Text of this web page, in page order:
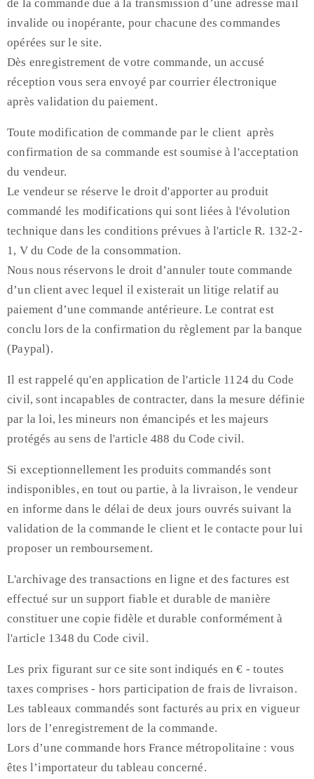
de la commande due à la transmission d’une adresse mail
invalide ou inopérante, pour chacune des commandes
opérées sur le site.
Dès enregistrement de votre commande, un accusé
réception vous sera envoyé par courrier électronique
après validation du paiement.
Toute modification de commande par le client après
confirmation de sa commande est soumise à l'acceptation
du vendeur.
Le vendeur se réserve le droit d'apporter au produit
commandé les modifications qui sont liées à l'évolution
technique dans les conditions prévues à l'article R. 132-2-
1, V du Code de la consommation.
Nous nous réservons le droit d’annuler toute commande
d’un client avec lequel il existerait un litige relatif au
paiement d’une commande antérieure. Le contrat est
conclu lors de la confirmation du règlement par la banque
(Paypal).
Il est rappelé qu'en application de l'article 1124 du Code
civil, sont incapables de contracter, dans la mesure définie
par la loi, les mineurs non émancipés et les majeurs
protégés au sens de l'article 488 du Code civil.
Si exceptionnellement les produits commandés sont
indisponibles, en tout ou partie, à la livraison, le vendeur
en informe dans le délai de deux jours ouvrés suivant la
validation de la commande le client et le contacte pour lui
proposer un remboursement.
L'archivage des transactions en ligne et des factures est
effectué sur un support fiable et durable de manière
constituer une copie fidèle et durable conformément à
l'article 1348 du Code civil.
Les prix figurant sur ce site sont indiqués en € - toutes
taxes comprises - hors participation de frais de livraison.
Les tableaux commandés sont facturés au prix en vigueur
lors de l’enregistrement de la commande.
Lors d’une commande hors France métropolitaine : vous
êtes l’importateur du tableau concerné.